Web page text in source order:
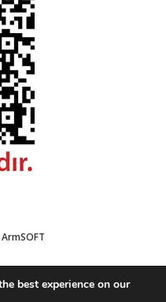
ArmSOFT
best experience on our